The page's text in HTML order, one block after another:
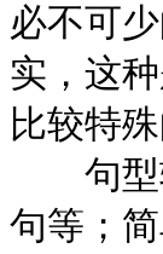
必不可
实，这
比较特
句型转
句等；